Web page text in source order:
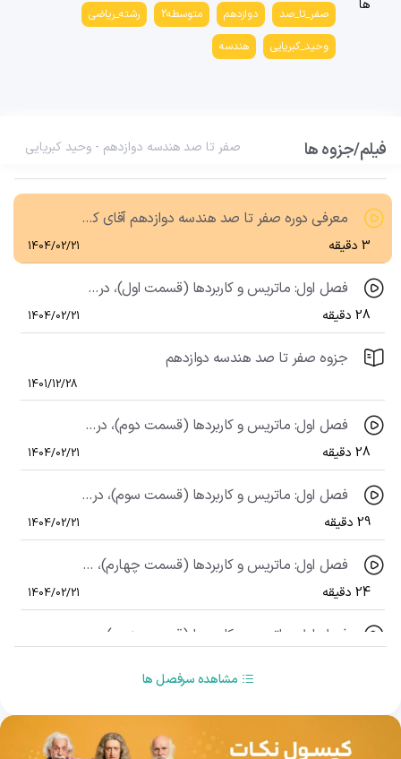
ها
صفر_تا_صد
دوازدهم متوسطه2
رشته_ریاضی
وحید_کبریایی
هندسه
فیلم/جزوه ها صفر تا صد هندسه دوازدهم - وحید کبریایی
معرفی دوره صفر تا صد هندسه دوازدهم آقای کبریایی
3 دقیقه 1404/02/21
فصل اول: ماتریس و کاربردها (قسمت اول)، درس اول: ماتریس و اعمال روی ماتریس‌ها (قسمت اول)
28 دقیقه 1404/02/21
جزوه صفر تا صد هندسه دوازدهم
1401/12/28
فصل اول: ماتریس و کاربردها (قسمت دوم)، درس اول: ماتریس و اعمال روی ماتریس‌ها (قسمت دوم)
28 دقیقه 1404/02/21
فصل اول: ماتریس و کاربردها (قسمت سوم)، درس اول: ماتریس و اعمال روی ماتریس‌ها (قسمت سوم)
29 دقیقه 1404/02/21
فصل اول: ماتریس و کاربردها (قسمت چهارم)، درس اول: ماتریس و اعمال روی ماتریس‌ها (قسمت چهارم)
24 دقیقه 1404/02/21
1404/02/21
مشاهده سرفصل ها